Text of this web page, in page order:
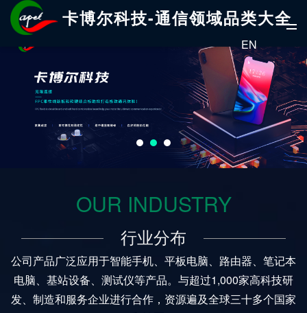
卡博尔科技-通信领域品类大全
EN
OUR INDUSTRY
行业分布
公司产品广泛应用于智能手机、平板电脑、路由器、笔记本
电脑、基站设备、测试仪等产品。与超过1,000家高科技研
发、制造和服务企业进行合作，资源遍及全球三十多个国家